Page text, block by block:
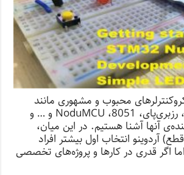
محبوب و مشهوری مانند
آردوینو، ESP8266، رزبری‌پای، NoduMCU ،8051 و … و
آنها آشنا هستیم. در این میان،
آردوینو انتخاب اول بیشتر افراد
قدری در کارها و پروژه‌ه‍ای تخصصی